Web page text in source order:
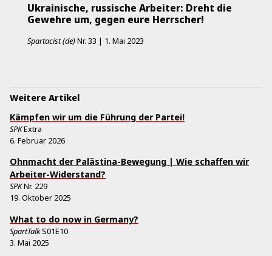
Ukrainische, russische Arbeiter: Dreht die
Gewehre um, gegen eure Herrscher!
Spartacist (de)Nr. 33 | 1. Mai 2023
Weitere Artikel
Kämpfen wir um die Führung der Partei!
SPKExtra
6. Februar 2026
Ohnmacht der Palästina-Bewegung | Wie schaffen wir
Arbeiter-Widerstand?
SPKNr. 229
19. Oktober 2025
What to do now in Germany?
SpartTalkS01E10
3. Mai 2025